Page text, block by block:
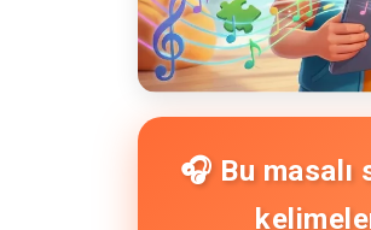
🎧 Bu